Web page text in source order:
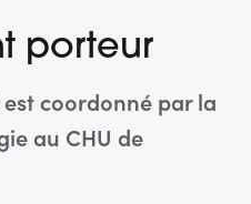
porteur
coordonné par la
au CHU de